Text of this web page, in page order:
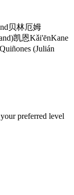
贝林厄姆
凯恩Kǎi'ēnKane
Quiñones (Julián
preferred level